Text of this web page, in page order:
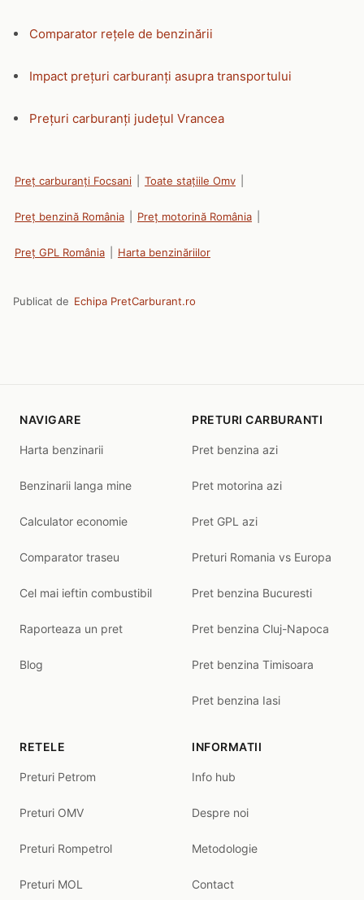
Comparator rețele de benzinării
Impact prețuri carburanți asupra transportului
Prețuri carburanți județul Vrancea
Preț carburanți Focsani Toate stațiile Omv
Preț benzină România Preț motorină România
Preț GPL România Harta benzinăriilor
Publicat de Echipa PretCarburant.ro
NAVIGARE
Harta benzinarii
Benzinarii langa mine
Calculator economie
Comparator traseu
Cel mai ieftin combustibil
Raporteaza un pret
Blog
PRETURI CARBURANTI
Pret benzina azi
Pret motorina azi
Pret GPL azi
Preturi Romania vs Europa
Pret benzina Bucuresti
Pret benzina Cluj-Napoca
Pret benzina Timisoara
Pret benzina Iasi
RETELE
Preturi Petrom
Preturi OMV
Preturi Rompetrol
Preturi MOL
INFORMATII
Info hub
Despre noi
Metodologie
Contact